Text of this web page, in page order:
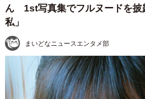
ん 1st写真集でフルヌードを
私」
まいどなニュースエンタメ部